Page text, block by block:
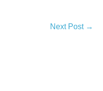
Next Post →